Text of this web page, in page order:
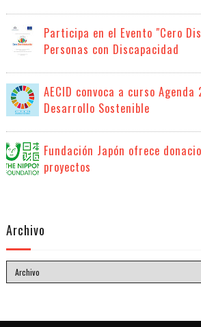
Participa en el Evento "Cero
Personas con Discapacidad
AECID convoca a curso
Desarrollo Sostenible
Fundación Japón ofrece
proyectos
Archivo